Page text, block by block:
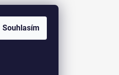
Souhlasím
Facebook